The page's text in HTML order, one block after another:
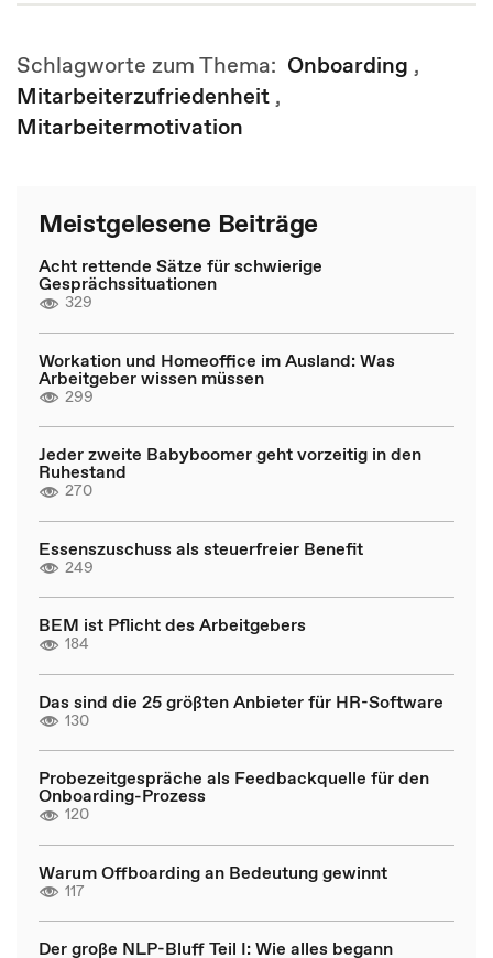
Schlagworte zum Thema: Onboarding ,
Mitarbeiterzufriedenheit ,
Mitarbeitermotivation
Meistgelesene Beiträge
Acht rettende Sätze für schwierige
Gesprächssituationen
329
Workation und Homeoffice im Ausland: Was
Arbeitgeber wissen müssen
299
Jeder zweite Babyboomer geht vorzeitig in den
Ruhestand
270
Essenszuschuss als steuerfreier Benefit
249
BEM ist Pflicht des Arbeitgebers
184
Das sind die 25 größten Anbieter für HR-Software
130
Probezeitgespräche als Feedbackquelle für den
Onboarding-Prozess
120
Warum Offboarding an Bedeutung gewinnt
117
Der große NLP-Bluff Teil I: Wie alles begann